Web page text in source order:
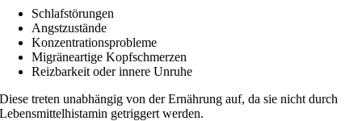
Schlafstörungen
Angstzustände
Konzentrationsprobleme
Migräneartige Kopfschmerzen
Reizbarkeit oder innere Unruhe
Diese treten unabhängig von der Ernährung auf, da sie nicht durch
Lebensmittelhistamin getriggert werden.